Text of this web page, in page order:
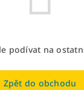
podívat na
Zpět do obchodu